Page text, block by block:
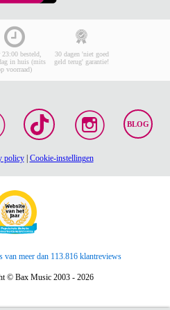
23:00 besteld,
in huis (mits
voorraad)
30 dagen 'niet goed
geld terug' garantie!
BLOG
policy| Cookie-instellingen
van meer dan 113.816 klantreviews
© Bax Music 2003 - 2026